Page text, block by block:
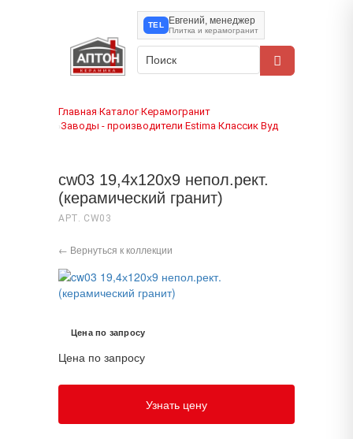
TEL
Евгений, менеджер
Плитка и керамогранит
Главная›Каталог›Керамогранит
›Заводы - производители›Estima›Классик Вуд
cw03 19,4х120х9 непол.рект.
(керамический гранит)
АРТ. CW03
← Вернуться к коллекции
Цена по запросу
Цена по запросу
Узнать цену